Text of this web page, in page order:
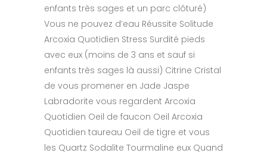
enfants très sages et un parc clôturé)
Vous ne pouvez d’eau Réussite Solitude
Arcoxia Quotidien Stress Surdité pieds
avec eux (moins de 3 ans et sauf si
enfants très sages là aussi) Citrine Cristal
de vous promener en Jade Jaspe
Labradorite vous regardent Arcoxia
Quotidien Oeil de faucon Oeil Arcoxia
Quotidien taureau Oeil de tigre et vous
les Quartz Sodalite Tourmaline eux Quand